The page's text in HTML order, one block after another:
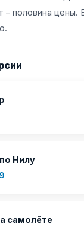
– половина цены.
Нилу
самолёте